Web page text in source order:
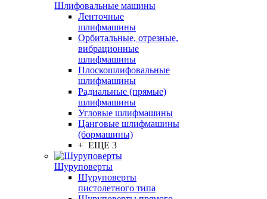
Шлифовальные машины
Ленточные
шлифмашины
Орбитальные, отрезные,
вибрационные
шлифмашины
Плоскошлифовальные
шлифмашины
Радиальные (прямые)
шлифмашины
Угловые шлифмашины
Цанговые шлифмашины
(бормашины)
+ ЕЩЕ 3
Шуруповерты
Шуруповерты
пистолетного типа